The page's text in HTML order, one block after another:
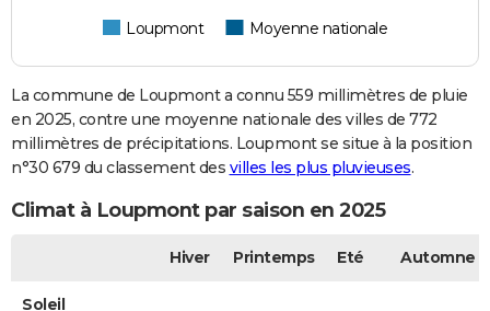
Loupmont Moyenne nationale
La commune de Loupmont a connu 559 millimètres de pluie
en 2025, contre une moyenne nationale des villes de 772
millimètres de précipitations. Loupmont se situe à la position
n°30 679 du classement des villes les plus pluvieuses.
Climat à Loupmont par saison en 2025
Hiver Printemps Eté Automne
Soleil